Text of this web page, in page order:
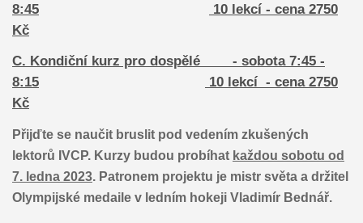
8:45
10 lekcí - cena 2750
Kč
C. Kondiční kurz pro dospělé - sobota 7:45 -
8:15
10 lekcí - cena 2750
Kč
Přijďte se naučit bruslit pod vedením zkušených
lektorů IVCP. Kurzy budou probíhat každou sobotu od
7. ledna 2023. Patronem projektu je mistr světa a držitel
Olympijské medaile v ledním hokeji Vladimír Bednář.